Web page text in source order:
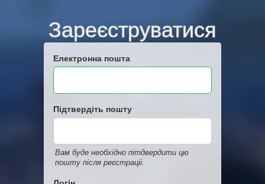
Зареєструватися
Електронна пошта
Підтвердіть пошту
Вам буде необхідно пітдвердити цю
пошту після реєстраціі.